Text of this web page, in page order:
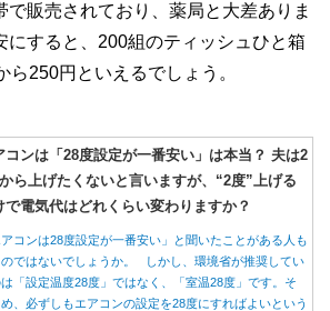
で販売されており、薬局と大差ありま
にすると、200組のティッシュひと箱
ら250円といえるでしょう。
コンは「28度設定が一番安い」は本当？ 夫は2
ら上げたくないと言いますが、“2度”上げる
で電気代はどれくらい変わりますか？
アコンは28度設定が一番安い」と聞いたことがある人も
のではないでしょうか。 しかし、環境省が推奨してい
は「設定温度28度」ではなく、「室温28度」です。そ
、必ずしもエアコンの設定を28度にすればよいという